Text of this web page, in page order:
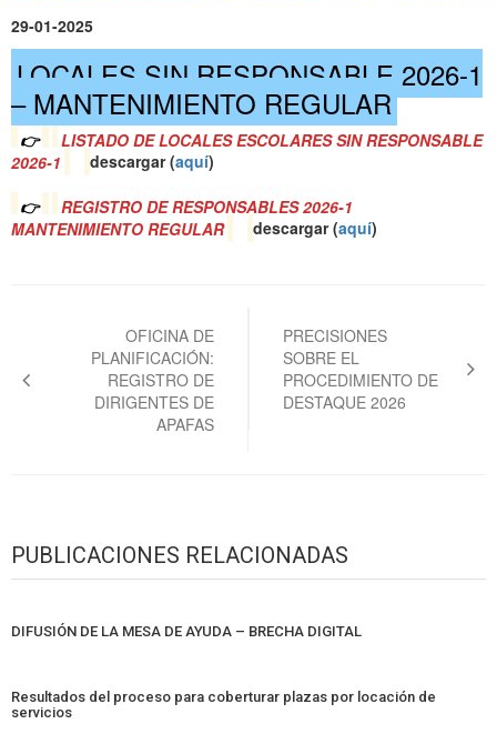
29-01-2025
LOCALES SIN RESPONSABLE 2026-1
– MANTENIMIENTO REGULAR
👉
LISTADO DE LOCALES ESCOLARES SIN RESPONSABLE
2026-1
descargar (aquí)
👉
REGISTRO DE RESPONSABLES 2026-1
MANTENIMIENTO REGULAR
descargar (aquí)
entradas
OFICINA DE
PLANIFICACIÓN:
REGISTRO DE
DIRIGENTES DE
APAFAS
PRECISIONES
SOBRE EL
PROCEDIMIENTO DE
DESTAQUE 2026
PUBLICACIONES RELACIONADAS
DIFUSIÓN DE LA MESA DE AYUDA – BRECHA DIGITAL
Resultados del proceso para coberturar plazas por locación de
servicios